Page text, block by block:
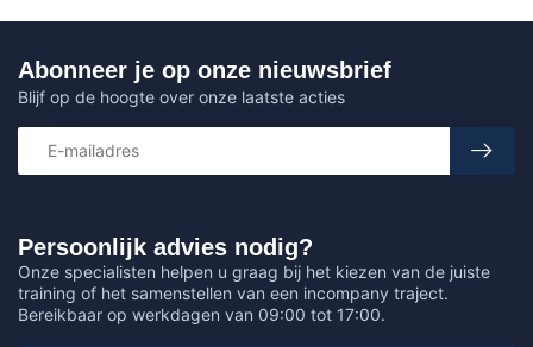
Persoonlijk advies nodig?
Onze specialisten helpen u graag bij het kiezen van de juiste
training of het samenstellen van een incompany traject.
Bereikbaar op werkdagen van 09:00 tot 17:00.
Abonneer je op onze nieuwsbrief
Blijf op de hoogte over onze laatste acties